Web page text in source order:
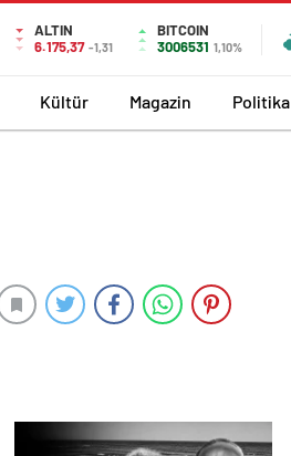
ALTIN
6.175,37 -1,31
BITCOIN
3006531 1,10%
Kültür Magazin Politika